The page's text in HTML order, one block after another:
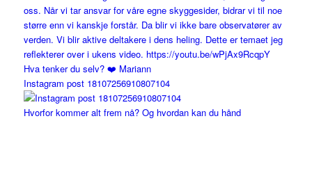
Instagram post 18107256910807104
Hvorfor kommer alt frem nå? Og hvordan kan du hånd